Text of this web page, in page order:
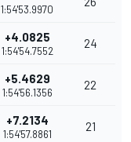
1:54'53.9970
+4.0825
1:54'54.7552
24
+5.4629
1:54'56.1356
22
+7.2134
1:54'57.8861
21